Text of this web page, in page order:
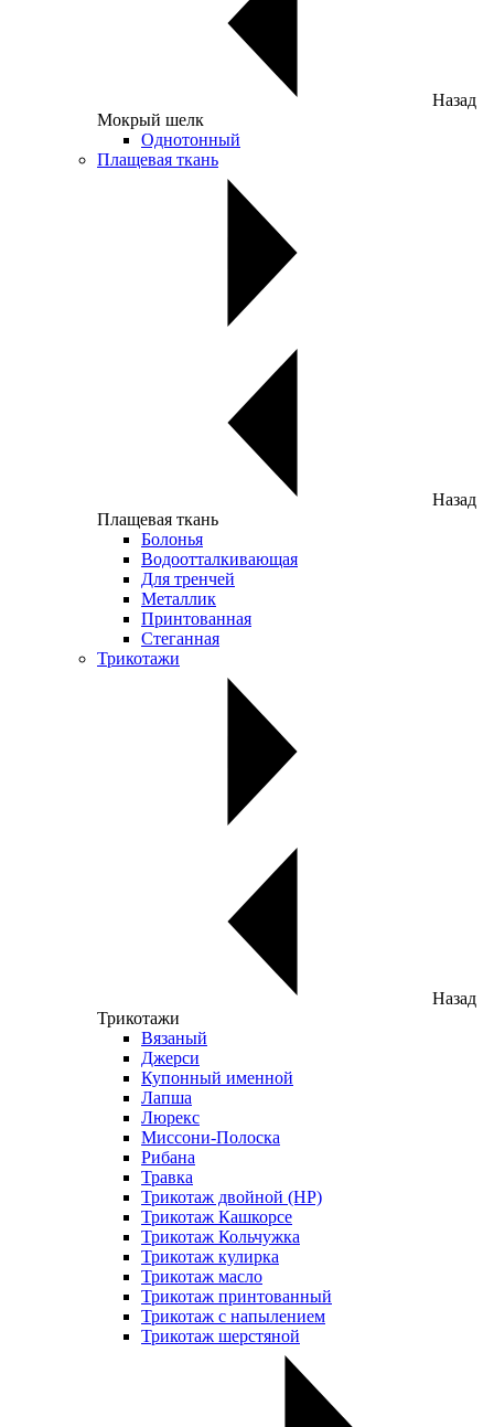
Назад
Мокрый шелк
Однотонный
Плащевая ткань
Назад
Плащевая ткань
Болонья
Водоотталкивающая
Для тренчей
Металлик
Принтованная
Стеганная
Трикотажи
Назад
Трикотажи
Вязаный
Джерси
Купонный именной
Лапша
Люрекс
Миссони-Полоска
Рибана
Травка
Трикотаж двойной (НР)
Трикотаж Кашкорсе
Трикотаж Кольчужка
Трикотаж кулирка
Трикотаж масло
Трикотаж принтованный
Трикотаж с напылением
Трикотаж шерстяной